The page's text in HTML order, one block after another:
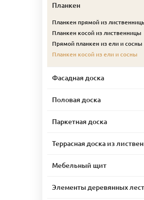
Планкен
Планкен прямой из
Планкен косой из лиственницы
Прямой планкен из ели и сосны
Планкен косой из ели и сосны
Фасадная доска
Половая доска
Паркетная доска
Террасная доска из
Мебельный щит
Элементы деревянных